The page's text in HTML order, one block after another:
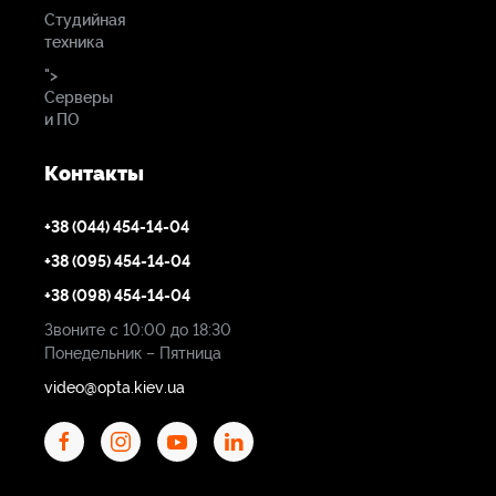
Все системы Eartec UltraLite могут быть оснащены
одинарными или двойными наушниками, а также
по вашему желанию произвольной их
комбинацией. Например, 3 двойных и 2 одинарных,
Студийная
техника
">
Серверы
и ПО
Контакты
+38 (044) 454-14-04
+38 (095) 454-14-04
+38 (098) 454-14-04
Звоните с 10:00 до 18:30
Понедельник – Пятница
video@opta.kiev.ua